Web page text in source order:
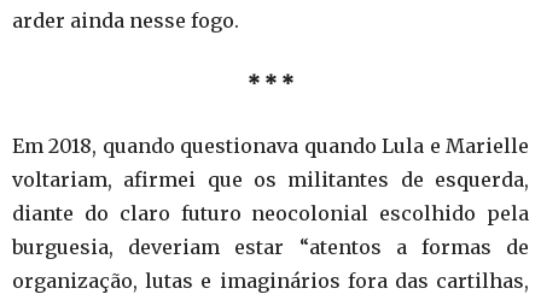
arder ainda nesse fogo.
* * *
Em 2018, quando questionava quando Lula e Marielle
voltariam, afirmei que os militantes de esquerda,
diante do claro futuro neocolonial escolhido pela
burguesia, deveriam estar “atentos a formas de
organização, lutas e imaginários fora das cartilhas,